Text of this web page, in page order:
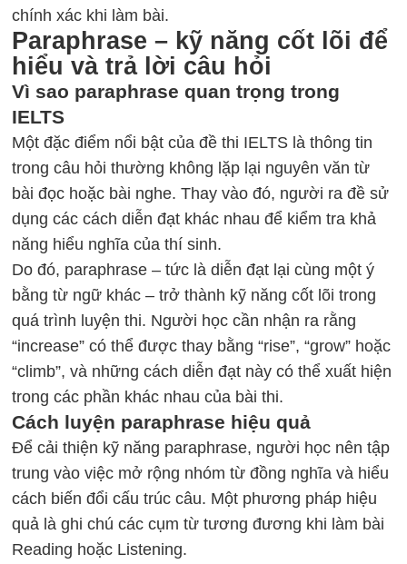
chính xác khi làm bài.
Paraphrase – kỹ năng cốt lõi để
hiểu và trả lời câu hỏi
Vì sao paraphrase quan trọng trong
IELTS
Một đặc điểm nổi bật của đề thi IELTS là thông tin
trong câu hỏi thường không lặp lại nguyên văn từ
bài đọc hoặc bài nghe. Thay vào đó, người ra đề sử
dụng các cách diễn đạt khác nhau để kiểm tra khả
năng hiểu nghĩa của thí sinh.
Do đó, paraphrase – tức là diễn đạt lại cùng một ý
bằng từ ngữ khác – trở thành kỹ năng cốt lõi trong
quá trình luyện thi. Người học cần nhận ra rằng
“increase” có thể được thay bằng “rise”, “grow” hoặc
“climb”, và những cách diễn đạt này có thể xuất hiện
trong các phần khác nhau của bài thi.
Cách luyện paraphrase hiệu quả
Để cải thiện kỹ năng paraphrase, người học nên tập
trung vào việc mở rộng nhóm từ đồng nghĩa và hiểu
cách biến đổi cấu trúc câu. Một phương pháp hiệu
quả là ghi chú các cụm từ tương đương khi làm bài
Reading hoặc Listening.